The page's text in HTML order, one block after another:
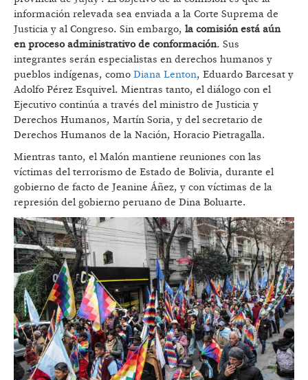
información relevada sea enviada a la Corte Suprema de
Justicia y al Congreso. Sin embargo, la comisión está aún
en proceso administrativo de conformación. Sus
integrantes serán especialistas en derechos humanos y
pueblos indígenas, como Diana Lenton, Eduardo Barcesat y
Adolfo Pérez Esquivel. Mientras tanto, el diálogo con el
Ejecutivo continúa a través del ministro de Justicia y
Derechos Humanos, Martín Soria, y del secretario de
Derechos Humanos de la Nación, Horacio Pietragalla.
Mientras tanto, el Malón mantiene reuniones con las
víctimas del terrorismo de Estado de Bolivia, durante el
gobierno de facto de Jeanine Áñez, y con víctimas de la
represión del gobierno peruano de Dina Boluarte.